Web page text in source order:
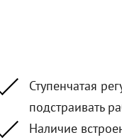
Ступенчатая
подстраивать
Наличие